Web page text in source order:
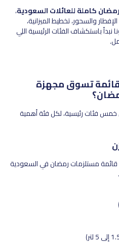
كاملة للعائلات السعودية،
والسحور، تخطيط الميزانية،
باستكشاف الفئات الرئيسية اللي
تسوق مجهزة
خمس فئات رئيسية، لكل فئة أهمية
قائمة مستلزمات رمضان في السعودية